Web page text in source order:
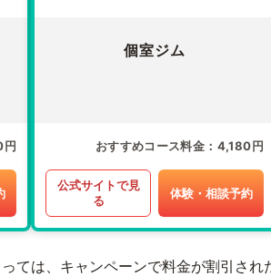
個室ジム
おすすめコース料金 4,180円
公式サイトで見
る
体験・相談予約
ては、キャンペーンで料金が割引され